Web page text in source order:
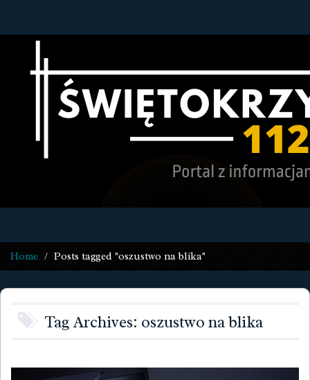
Home Posts tagged "oszustwo na blika"
Tag Archives: oszustwo na blika